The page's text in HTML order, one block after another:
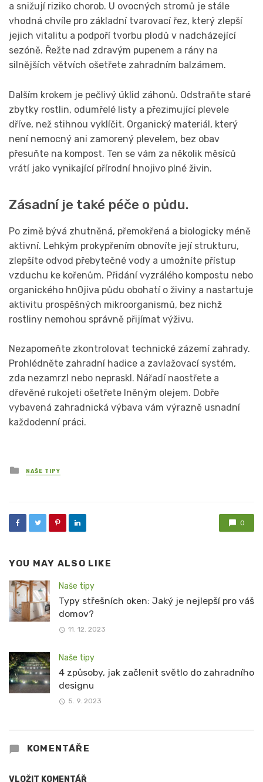
a snižují riziko chorob. U ovocných stromů je stále
vhodná chvíle pro základní tvarovací řez, který zlepší
jejich vitalitu a podpoří tvorbu plodů v nadcházející
sezóně. Řežte nad zdravým pupenem a rány na
silnějších větvích ošetřete zahradním balzámem.
Dalším krokem je pečlivý úklid záhonů. Odstraňte staré
zbytky rostlin, odumřelé listy a přezimující plevele
dříve, než stihnou vyklíčit. Organický materiál, který
není nemocný ani zamorený plevelem, bez obav
přesuňte na kompost. Ten se vám za několik měsíců
vrátí jako vynikající přírodní hnojivo plné živin.
Zásadní je také péče o půdu.
Po zimě bývá zhutněná, přemokřená a biologicky méně
aktivní. Lehkým prokypřením obnovíte její strukturu,
zlepšíte odvod přebytečné vody a umožníte přístup
vzduchu ke kořenům. Přidání vyzrálého kompostu nebo
organického hn0jiva půdu obohatí o živiny a nastartuje
aktivitu prospěšných mikroorganismů, bez nichž
rostliny nemohou správně přijímat výživu.
Nezapomeňte zkontrolovat technické zázemí zahrady.
Prohlédněte zahradní hadice a zavlažovací systém,
zda nezamrzl nebo nepraskl. Nářadí naostřete a
dřevěné rukojeti ošetřete lněným olejem. Dobře
vybavená zahradnická výbava vám výrazně usnadní
každodenní práci.
Posted
in
NAŠE TIPY
0
YOU MAY ALSO LIKE
Naše tipy
Typy střešních oken: Jaký je nejlepší pro váš
domov?
11. 12. 2023
Naše tipy
4 způsoby, jak začlenit světlo do zahradního
designu
5. 9. 2023
KOMENTÁŘE
VLOŽIT KOMENTÁŘ